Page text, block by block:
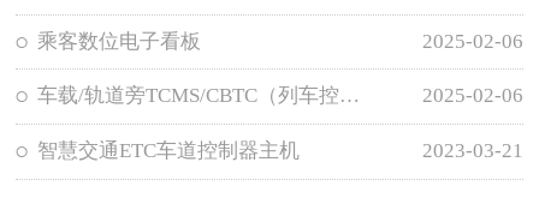
乘客数位电子看板 2025-02-06
车载/轨道旁TCMS/CBTC（列车控制系统） 2025-02-06
智慧交通ETC车道控制器主机 2023-03-21